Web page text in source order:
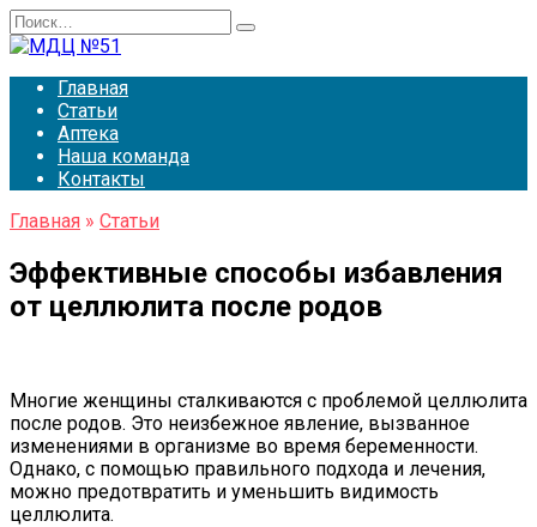
Перейти
к
Search
for:
Главная
Статьи
Аптека
Наша команда
Контакты
Главная » Статьи
Эффективные способы избавления
от целлюлита после родов
Многие женщины сталкиваются с проблемой целлюлита
после родов. Это неизбежное явление, вызванное
изменениями в организме во время беременности.
Однако, с помощью правильного подхода и лечения,
можно предотвратить и уменьшить видимость
целлюлита.